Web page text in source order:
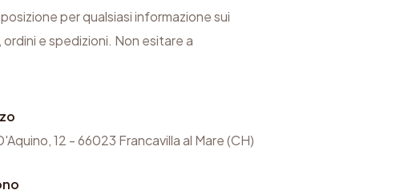
per qualsiasi informazione sui
e spedizioni. Non esitare a
12 - 66023 Francavilla al Mare (CH)